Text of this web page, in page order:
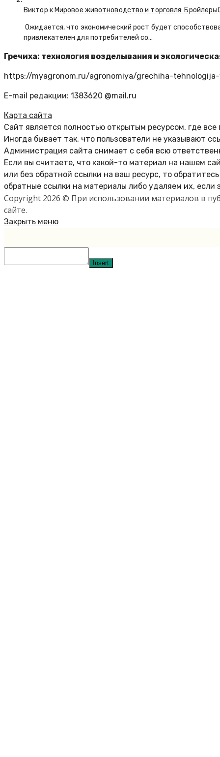
Виктор к Мировое животноводство и торговля: Бройлеры
Ожидается, что экономический рост будет
привлекателен для потребителей со…
Гречиха: технология возделывания и
https://myagronom.ru/agronomiya/grechiha-
E-mail редакции: 1383620 @mail.ru
Карта сайта
Сайт является полностью открытым ресурсом, где
Иногда бывает так, что пользователи не указывают
Администрация сайта снимает с себя всю
Если вы считаете, что какой-то материал на нашем
или без обратной ссылки на ваш ресурс, то
обратные ссылки на материалы либо удаляем их, если
Copyright 2026 © При использовании материалов в
сайте.
Закрыть меню
Insert